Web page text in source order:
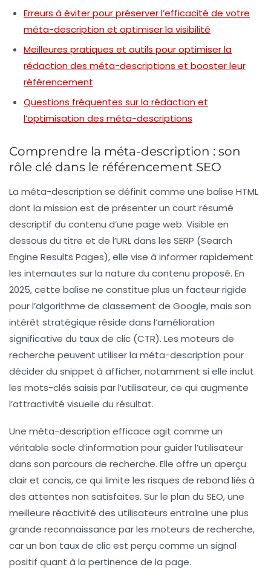
Erreurs à éviter pour préserver l’efficacité de votre
méta-description et optimiser la visibilité
Meilleures pratiques et outils pour optimiser la
rédaction des méta-descriptions et booster leur
référencement
Questions fréquentes sur la rédaction et
l’optimisation des méta-descriptions
Comprendre la méta-description : son
rôle clé dans le référencement SEO
La méta-description se définit comme une balise HTML
dont la mission est de présenter un court résumé
descriptif du contenu d’une page web. Visible en
dessous du titre et de l’URL dans les SERP (Search
Engine Results Pages), elle vise à informer rapidement
les internautes sur la nature du contenu proposé. En
2025, cette balise ne constitue plus un facteur rigide
pour l’algorithme de classement de Google, mais son
intérêt stratégique réside dans l’amélioration
significative du taux de clic (CTR). Les moteurs de
recherche peuvent utiliser la méta-description pour
décider du snippet à afficher, notamment si elle inclut
les mots-clés saisis par l’utilisateur, ce qui augmente
l’attractivité visuelle du résultat.
Une méta-description efficace agit comme un
véritable socle d’information pour guider l’utilisateur
dans son parcours de recherche. Elle offre un aperçu
clair et concis, ce qui limite les risques de rebond liés à
des attentes non satisfaites. Sur le plan du SEO, une
meilleure réactivité des utilisateurs entraîne une plus
grande reconnaissance par les moteurs de recherche,
car un bon taux de clic est perçu comme un signal
positif quant à la pertinence de la page.